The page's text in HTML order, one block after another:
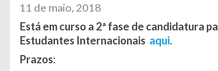
11 de maio, 2018
Está em curso a 2ª fase de candidatura
Estudantes Internacionais aqui.
Prazos: